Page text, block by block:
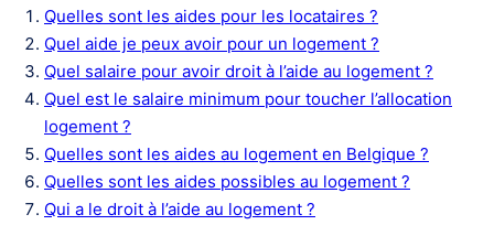
Quelles sont les aides pour les locataires ?
Quel aide je peux avoir pour un logement ?
Quel salaire pour avoir droit à l’aide au logement ?
Quel est le salaire minimum pour toucher l’allocation
logement ?
Quelles sont les aides au logement en Belgique ?
Quelles sont les aides possibles au logement ?
Qui a le droit à l’aide au logement ?